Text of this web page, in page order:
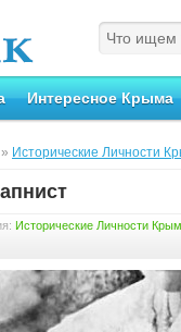
Интересное Крыма
» Исторические Личности
Исторические Личности